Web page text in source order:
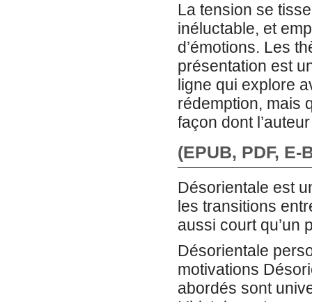
La tension se
inéluctable, et
d’émotions. Les
présentation est
ligne qui explore
rédemption, mais
façon dont
(EPUB, PDF,
Désorientale est
les transitions
aussi court qu’un
Désorientale
motivations
abordés sont